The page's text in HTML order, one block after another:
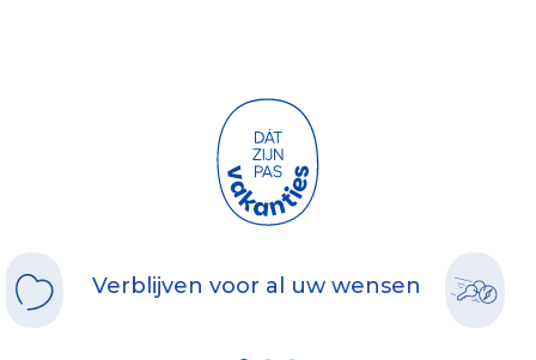
Verblijven voor al uw wensen